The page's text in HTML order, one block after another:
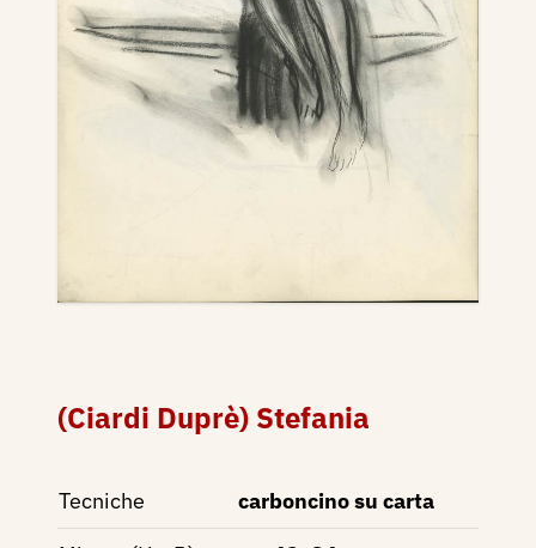
(Ciardi Duprè) Stefania
Tecniche
carboncino su carta